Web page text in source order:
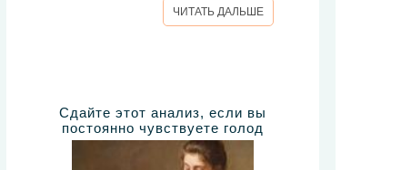
ЧИТАТЬ ДАЛЬШЕ
Сдайте этот анализ, если вы
постоянно чувствуете голод